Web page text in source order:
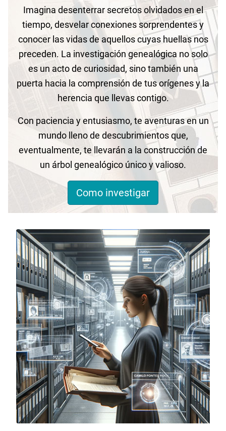
Imagina desenterrar secretos olvidados en el
tiempo, desvelar conexiones sorprendentes y
conocer las vidas de aquellos cuyas huellas nos
preceden. La investigación genealógica no solo
es un acto de curiosidad, sino también una
puerta hacia la comprensión de tus orígenes y la
herencia que llevas contigo.
Con paciencia y entusiasmo, te aventuras en un
mundo lleno de descubrimientos que,
eventualmente, te llevarán a la construcción de
un árbol genealógico único y valioso.
Como investigar